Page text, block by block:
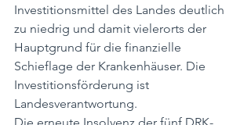
Investitionsmittel des Landes deutlich
zu niedrig und damit vielerorts der
Hauptgrund für die finanzielle
Schieflage der Krankenhäuser. Die
Investitionsförderung ist
Landesverantwortung.